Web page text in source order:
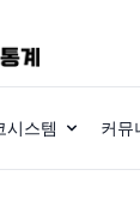
시스템 커뮤